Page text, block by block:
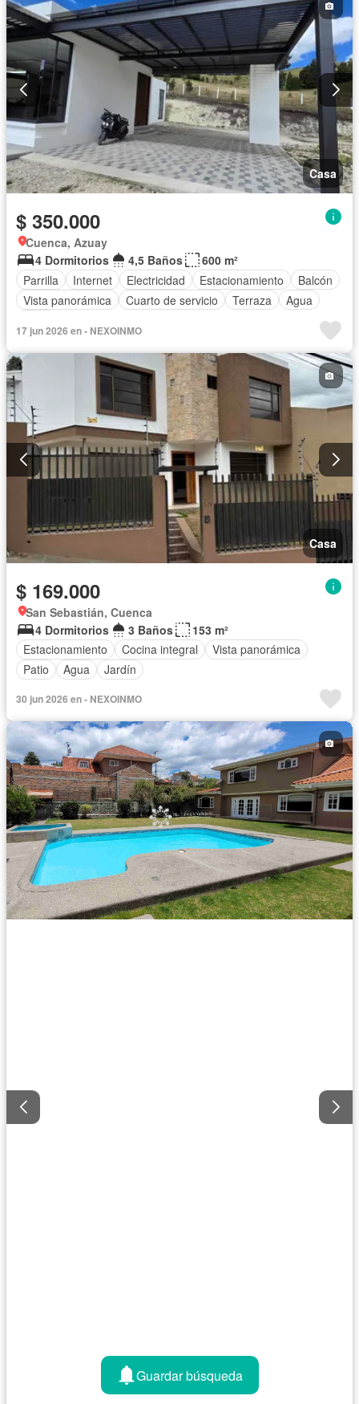
Casa
$ 350.000
Cuenca, Azuay
4 Dormitorios
4,5 Baños
600 m²
Parrilla
Internet Electricidad Estacionamiento
Balcón
Vista panorámica
Cuarto de servicio Terraza
Agua
17 jun 2026 en - NEXOINMO
Casa
$ 169.000
San Sebastián, Cuenca
4 Dormitorios
3 Baños
153 m²
Estacionamiento
Cocina integral
Vista panorámica
Patio
Agua Jardín
30 jun 2026 en - NEXOINMO
Guardar búsqueda